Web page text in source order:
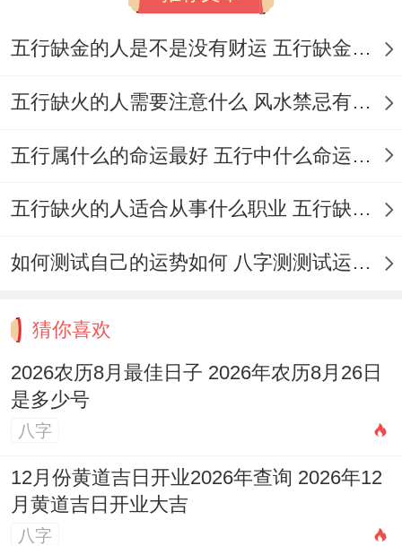
五行缺金的人是不是没有财运 五行缺金的人命运好不好
五行缺火的人需要注意什么 风水禁忌有哪些
五行属什么的命运最好 五行中什么命运势旺盛
五行缺火的人适合从事什么职业 五行缺火的人适合从事的职业有哪些
如何测试自己的运势如何 八字测测试运运程
猜你喜欢
2026农历8月最佳日子 2026年农历8月26日
是多少号
八字
12月份黄道吉日开业2026年查询 2026年12
月黄道吉日开业大吉
八字